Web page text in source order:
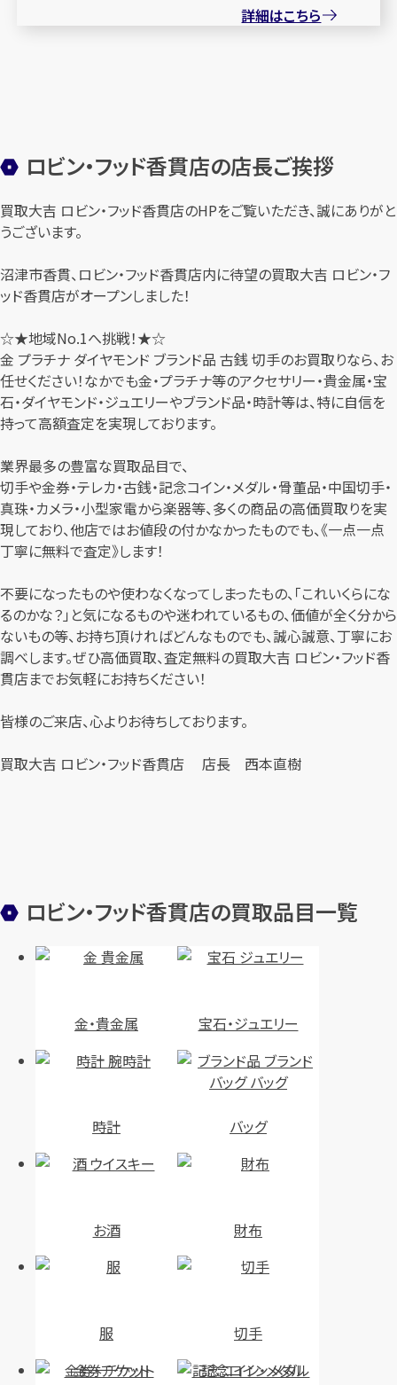
詳細はこちら
ロビン・フッド香貫店の店長ご挨拶
買取大吉 ロビン・フッド香貫店のHPをご覧いただき、誠にありがと
うございます。
沼津市香貫、ロビン・フッド香貫店内に待望の買取大吉 ロビン・フ
ッド香貫店がオープンしました！
☆★地域No.1へ挑戦！★☆
金 プラチナ ダイヤモンド ブランド品 古銭 切手のお買取りなら、お
任せください！なかでも金・プラチナ等のアクセサリー・貴金属・宝
石・ダイヤモンド・ジュエリーやブランド品・時計等は、特に自信を
持って高額査定を実現しております。
業界最多の豊富な買取品目で、
切手や金券・テレカ・古銭・記念コイン・メダル・骨董品・中国切手・
真珠・カメラ・小型家電から楽器等、多くの商品の高価買取りを実
現しており、他店ではお値段の付かなかったものでも、《一点一点
丁寧に無料で査定》します！
不要になったものや使わなくなってしまったもの、「これいくらにな
るのかな？」と気になるものや迷われているもの、価値が全く分から
ないもの等、お持ち頂ければどんなものでも、誠心誠意、丁寧にお
調べします。ぜひ高価買取、査定無料の買取大吉 ロビン・フッド香
貫店までお気軽にお持ちください！
皆様のご来店、心よりお待ちしております。
買取大吉 ロビン・フッド香貫店 店長 西本直樹
ロビン・フッド香貫店の買取品目一覧
金・貴金属 宝石・ジュエリー
時計 バッグ
お酒 財布
服
切手
金券・チケット
記念コイン・メダル